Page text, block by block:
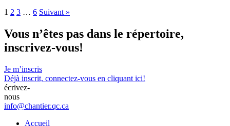
1 2 3 … 6 Suivant »
Vous n’êtes pas dans le répertoire,
inscrivez-vous!
Je m’inscris
Déjà inscrit, connectez-vous en cliquant ici!
écrivez-
nous
info@chantier.qc.ca
Accueil